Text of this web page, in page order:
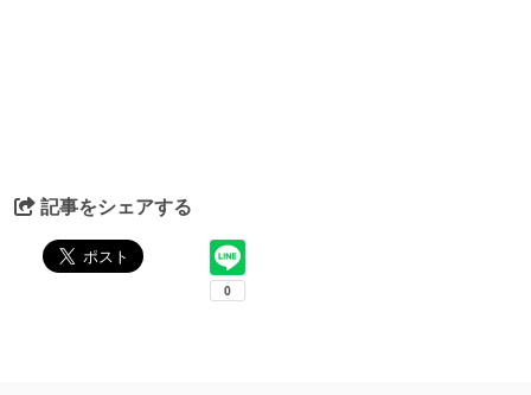
記事をシェアする